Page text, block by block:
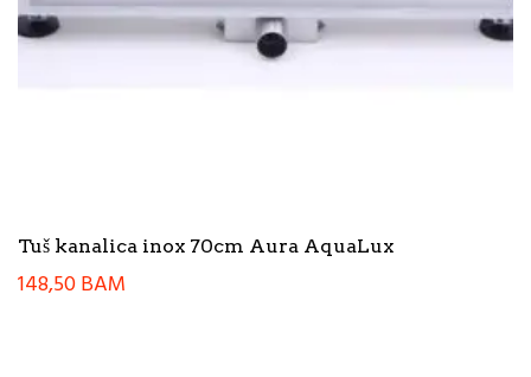
Tuš kanalica inox 70cm Aura AquaLux
148,50BAM